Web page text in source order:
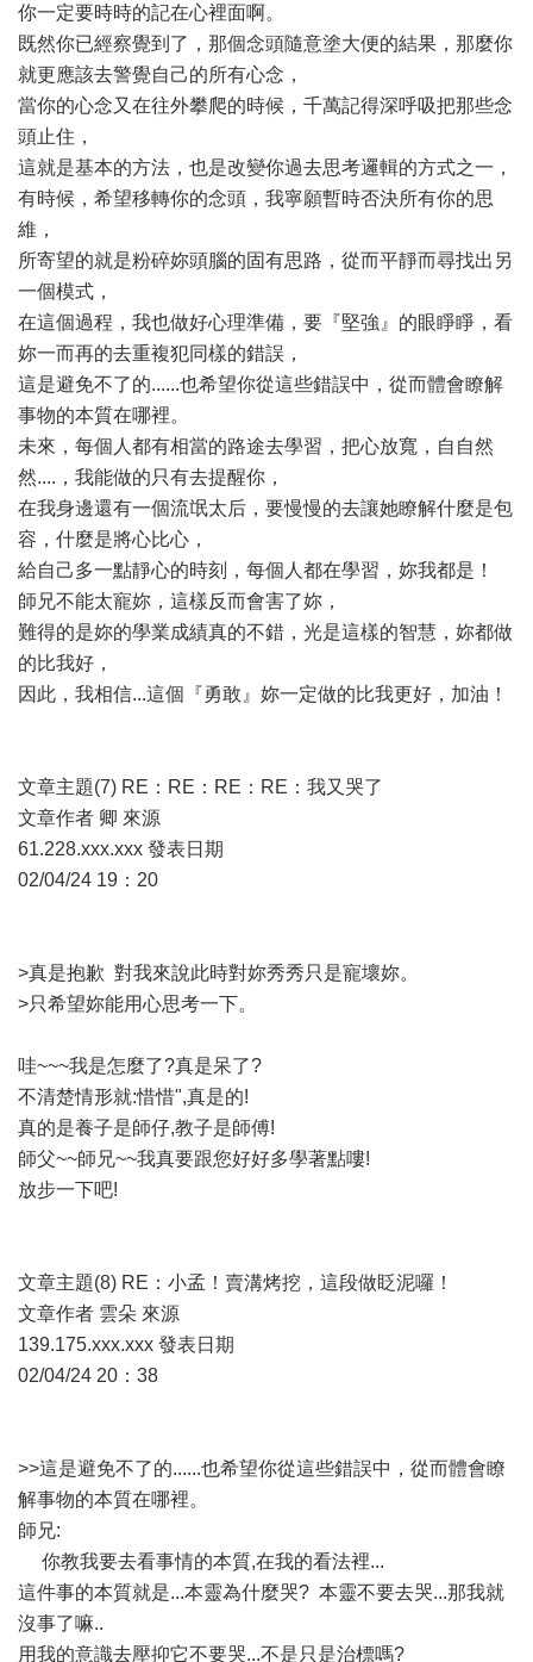
你一定要時時的記在心裡面啊。
既然你已經察覺到了，那個念頭隨意塗大便的結果，那麼你
就更應該去警覺自己的所有心念，
當你的心念又在往外攀爬的時候，千萬記得深呼吸把那些念
頭止住，
這就是基本的方法，也是改變你過去思考邏輯的方式之一，
有時候，希望移轉你的念頭，我寧願暫時否決所有你的思
維，
所寄望的就是粉碎妳頭腦的固有思路，從而平靜而尋找出另
一個模式，
在這個過程，我也做好心理準備，要『堅強』的眼睜睜，看
妳一而再的去重複犯同樣的錯誤，
這是避免不了的......也希望你從這些錯誤中，從而體會瞭解
事物的本質在哪裡。
未來，每個人都有相當的路途去學習，把心放寬，自自然
然....，我能做的只有去提醒你，
在我身邊還有一個流氓太后，要慢慢的去讓她瞭解什麼是包
容，什麼是將心比心，
給自己多一點靜心的時刻，每個人都在學習，妳我都是！
師兄不能太寵妳，這樣反而會害了妳，
難得的是妳的學業成績真的不錯，光是這樣的智慧，妳都做
的比我好，
因此，我相信...這個『勇敢』妳一定做的比我更好，加油！
文章主題(7) RE：RE：RE：RE：我又哭了
文章作者 卿 來源
61.228.xxx.xxx 發表日期
02/04/24 19：20
>真是抱歉 對我來說此時對妳秀秀只是寵壞妳。
>只希望妳能用心思考一下。
哇~~~我是怎麼了?真是呆了?
不清楚情形就:惜惜",真是的!
真的是養子是師仔,教子是師傅!
師父~~師兄~~我真要跟您好好多學著點嘍!
放步一下吧!
文章主題(8) RE：小孟！賣溝烤挖，這段做眨泥囉！
文章作者 雲朵 來源
139.175.xxx.xxx 發表日期
02/04/24 20：38
>>這是避免不了的......也希望你從這些錯誤中，從而體會瞭
解事物的本質在哪裡。
師兄:
你教我要去看事情的本質,在我的看法裡...
這件事的本質就是...本靈為什麼哭? 本靈不要去哭...那我就
沒事了嘛..
用我的意識去壓抑它不要哭...不是只是治標嗎?